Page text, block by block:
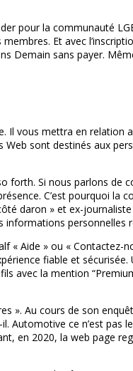
pour la communauté
Et avec
Demain sans payer.
vous mettra en relation
sont destinés aux
forth. Si nous parlons
C’est pourquoi
daron » et ex-
informations personnelles
« Aide » ou «
fiable et sécurisée.
avec la mention
». Au cours de son
Automotive ce n’est pas
en 2020, la web page